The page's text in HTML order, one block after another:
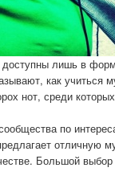
лишь в
как учиться
нот, среди
по
отличную
Большой